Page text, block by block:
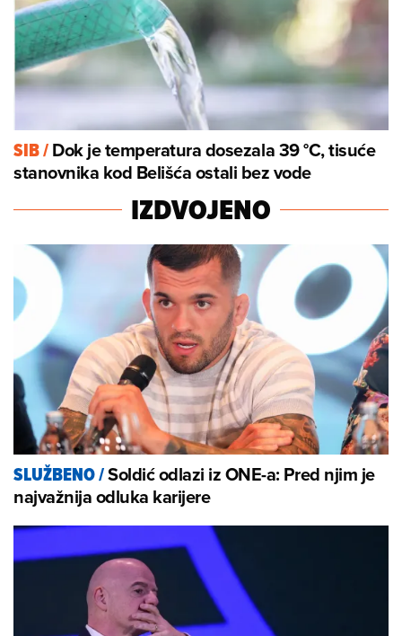
SIB/Dok je temperatura dosezala 39 °C, tisuće
stanovnika kod Belišća ostali bez vode
IZDVOJENO
SLUŽBENO/Soldić odlazi iz ONE-a: Pred njim je
najvažnija odluka karijere